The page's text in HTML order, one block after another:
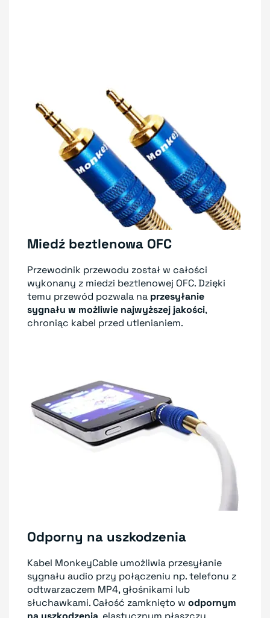
Miedź beztlenowa OFC
Przewodnik przewodu został w całości
wykonany z miedzi beztlenowej OFC. Dzięki
temu przewód pozwala na przesyłanie
sygnału w możliwie najwyższej jakości,
chroniąc kabel przed utlenianiem.
Odporny na uszkodzenia
Kabel MonkeyCable umożliwia przesyłanie
sygnału audio przy połączeniu np. telefonu z
odtwarzaczem MP4, głośnikami lub
słuchawkami. Całość zamknięto w odpornym